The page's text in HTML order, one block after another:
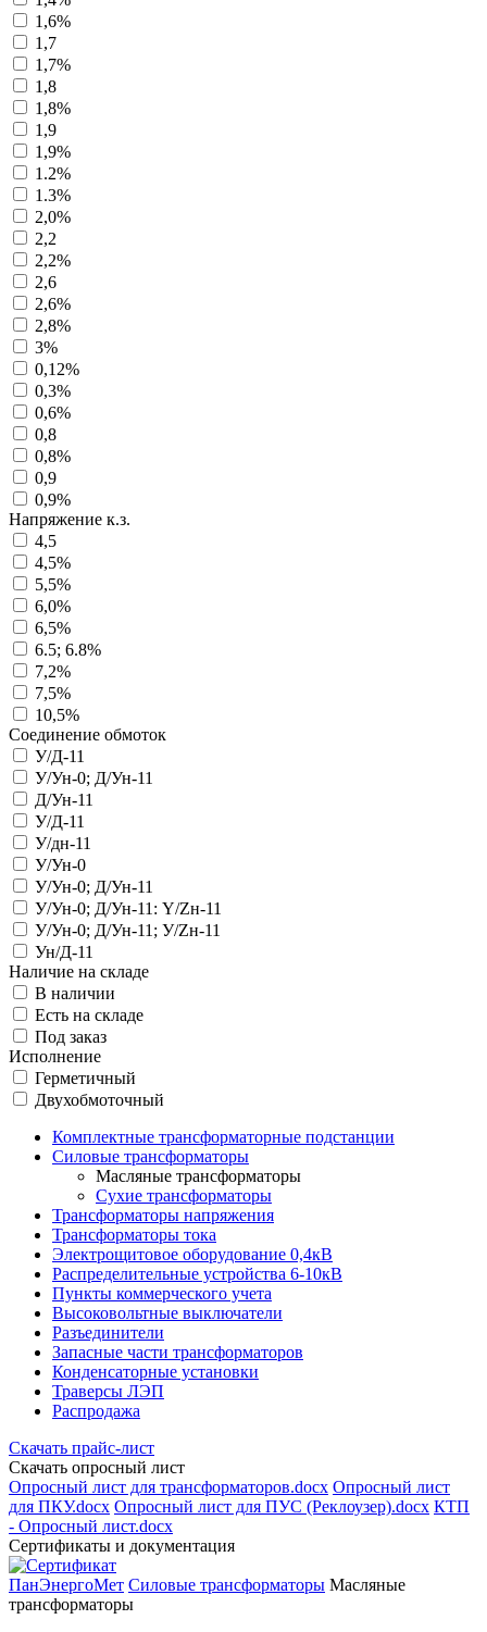
1,6%
1,7
1,7%
1,8
1,8%
1,9
1,9%
1.2%
1.3%
2,0%
2,2
2,2%
2,6
2,6%
2,8%
3%
0,12%
0,3%
0,6%
0,8
0,8%
0,9
0,9%
Напряжение к.з.
4,5
4,5%
5,5%
6,0%
6,5%
6.5; 6.8%
7,2%
7,5%
10,5%
Соединение обмоток
У/Д-11
У/Ун-0; Д/Ун-11
Д/Ун-11
У/Д-11
У/дн-11
У/Ун-0
У/Ун-0; Д/Ун-11
У/Ун-0; Д/Ун-11: Y/Zн-11
У/Ун-0; Д/Ун-11; У/Zн-11
Ун/Д-11
Наличие на складе
В наличии
Есть на складе
Под заказ
Исполнение
Герметичный
Двухобмоточный
Комплектные трансформаторные подстанции
Силовые трансформаторы
Масляные трансформаторы
Сухие трансформаторы
Трансформаторы напряжения
Трансформаторы тока
Электрощитовое оборудование 0,4кВ
Распределительные устройства 6-10кВ
Пункты коммерческого учета
Высоковольтные выключатели
Разъединители
Запасные части трансформаторов
Конденсаторные установки
Траверсы ЛЭП
Распродажа
Скачать прайс-лист
Скачать опросный лист
Опросный лист для трансформаторов.docx Опросный лист
для ПКУ.docx Опросный лист для ПУС (Реклоузер).docx КТП
- Опросный лист.docx
Сертификаты и документация
ПанЭнергоМет Силовые трансформаторы Масляные
трансформаторы